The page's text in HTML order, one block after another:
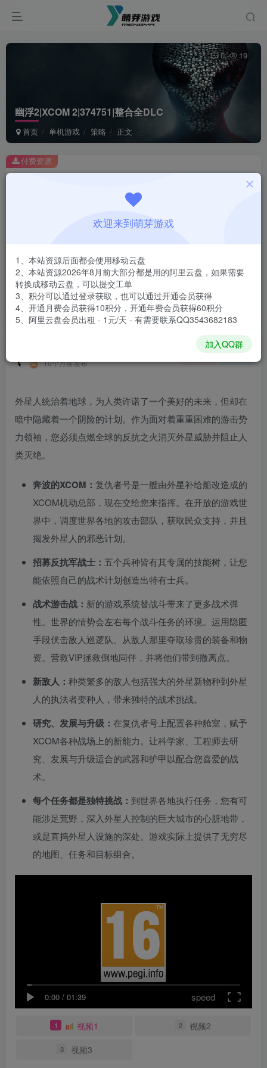
幽浮2|XCOM 2|374751|整合全DLC
首页 单机游戏 策略 正文
0 19
此内容为付费资源，请付费后查看
￥1
免费
登录购买
安装包大小
游戏本体大小
66.3 GB
付费资源
10个月前发布
外星人统治着地球，为人类许诺了一个美好的未来，但却在
暗中隐藏着一个阴险的计划。作为面对着重重困难的游击势
力领袖，您必须点燃全球的反抗之火消灭外星威胁并阻止人
类灭绝。
奔波的XCOM： 复仇者号是一艘由外星补给船改造成的
XCOM机动总部，现在交给您来指挥。在开放的游戏世
界中，调度世界各地的攻击部队，获取民众支持，并且
揭发外星人的邪恶计划。
招募反抗军战士： 五个兵种皆有其专属的技能树，让您
能依照自己的战术计划创造出特有士兵。
战术游击战： 新的游戏系统替战斗带来了更多战术弹
性。世界的情势会左右每个战斗任务的环境。运用隐匿
手段伏击敌人巡逻队。从敌人那里夺取珍贵的装备和物
资。营救VIP拯救倒地同伴，并将他们带到撤离点。
新敌人： 种类繁多的敌人包括强大的外星新物种到外星
人的执法者变种人，带来独特的战术挑战。
研究、发展与升级： 在复仇者号上配置各种舱室，赋予
XCOM各种战场上的新能力。让科学家、工程师去研
究、发展与升级适合的武器和护甲以配合您喜爱的战
术。
每个任务都是独特挑战： 到世界各地执行任务，您有可
能涉足荒野，深入外星人控制的巨大城市的心脏地带，
或是直捣外星人设施的深处。游戏实际上提供了无穷尽
的地图、任务和目标组合。
0:00 / 01:39 speed
1 视频1 2 视频2
3 视频3
欢迎来到萌芽游戏
1、本站资源后面都会使用移动云盘
2、本站资源2026年8月前大部分都是用的阿里云盘，如果需要
转换成移动云盘，可以提交工单
3、积分可以通过登录获取，也可以通过开通会员获得
4、开通月费会员获得10积分，开通年费会员获得60积分
5、阿里云盘会员出租 - 1元/天 - 有需要联系QQ3543682183
加入QQ群